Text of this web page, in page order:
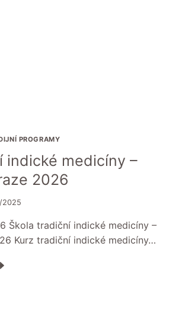
PROGRAMY
indické medicíny –
2026
2025
Škola tradiční indické medicíny –
Kurz tradiční indické medicíny…